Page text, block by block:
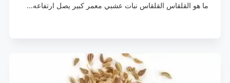
ما هو القلقاس القلقاس نبات عشبي معمر كبير يصل ارتفاعه…